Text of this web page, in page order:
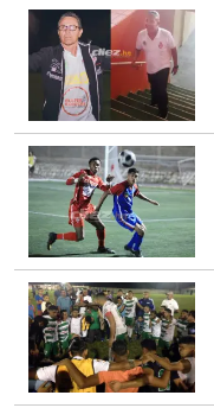
1
minute,
30
seconds